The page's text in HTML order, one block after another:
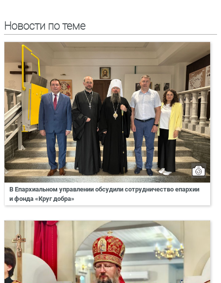
Новости по теме
В Епархиальном управлении обсудили сотрудничество епархии
и фонда «Круг добра»